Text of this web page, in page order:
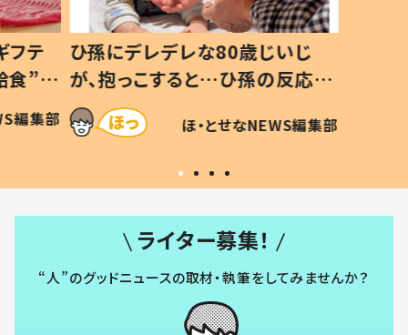
フテ
食”を
親
編集部
ひ孫にデレデレな80歳じいじ
が、抱っこすると…ひ孫の反応に
「涙が出ました」「可愛くて仕方な
い」
ほ・とせなNEWS編集部
ライター募集！
“人”のグッドニュースの取材・執筆をしてみませんか？